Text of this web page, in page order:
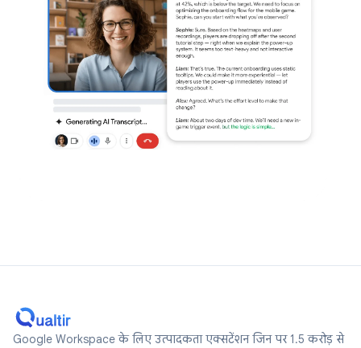
Google Workspace के लिए उत्पादकता एक्सटेंशन जिन पर 1.5 करोड़ से